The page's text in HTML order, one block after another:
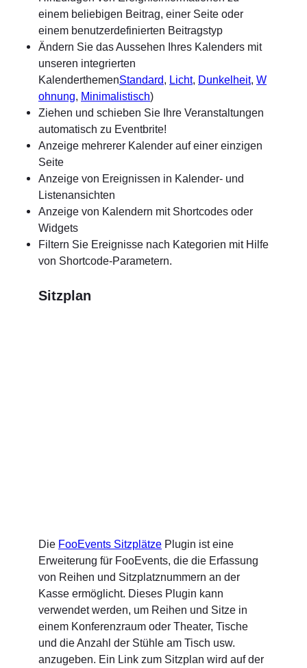
einem beliebigen Beitrag, einer Seite oder
einem benutzerdefinierten Beitragstyp
Ändern Sie das Aussehen Ihres Kalenders mit
unseren integrierten
KalenderthemenStandard, Licht, Dunkelheit, W
ohnung, Minimalistisch)
Ziehen und schieben Sie Ihre Veranstaltungen
automatisch zu Eventbrite!
Anzeige mehrerer Kalender auf einer einzigen
Seite
Anzeige von Ereignissen in Kalender- und
Listenansichten
Anzeige von Kalendern mit Shortcodes oder
Widgets
Filtern Sie Ereignisse nach Kategorien mit Hilfe
von Shortcode-Parametern.
Sitzplan
Die FooEvents Sitzplätze Plugin ist eine
Erweiterung für FooEvents, die die Erfassung
von Reihen und Sitzplatznummern an der
Kasse ermöglicht. Dieses Plugin kann
verwendet werden, um Reihen und Sitze in
einem Konferenzraum oder Theater, Tische
und die Anzahl der Stühle am Tisch usw.
anzugeben. Ein Link zum Sitzplan wird auf der